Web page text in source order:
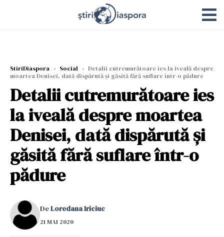
StiriDiaspora › Social › Detalii cutremurătoare ies la iveală despre
moartea Denisei, dată dispărută și găsită fără suflare într-o pădure
Detalii cutremurătoare ies
la iveală despre moartea
Denisei, dată dispărută și
găsită fără suflare într-o
pădure
DeLoredana Iriciuc
21 MAI 2020